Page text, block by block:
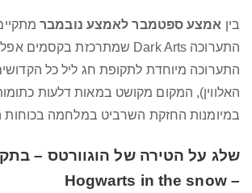
בין אמצע ספטמבר לאמצע נובמבר
התערוכה Dark Arts שמתרכזת בקסמים אפלים.
האלווין), המקום מקושט במאות דלעות
במיומנות החזקת השרביט במלחמה
שלג על הטירה של הוגוורטס –
– Hogwarts in the snow